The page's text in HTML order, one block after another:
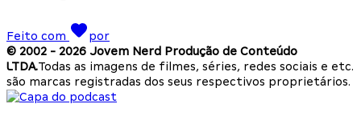
Feito com
por
© 2002 - 2026 Jovem Nerd Produção de Conteúdo
LTDA.Todas as imagens de filmes, séries, redes sociais e etc.
são marcas registradas dos seus respectivos proprietários.